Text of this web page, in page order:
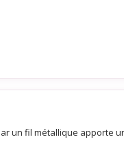
un fil métallique apporte